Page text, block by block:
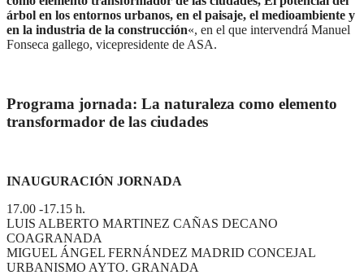
árbol en los entornos urbanos, en el paisaje, el medioambiente y
en la industria de la construcción«, en el que intervendrá Manuel
Fonseca gallego, vicepresidente de ASA.
Programa jornada: La naturaleza como elemento
transformador de las ciudades
INAUGURACIÓN JORNADA
17.00 -17.15 h.
LUIS ALBERTO MARTINEZ CAÑAS DECANO
COAGRANADA
MIGUEL ÁNGEL FERNÁNDEZ MADRID CONCEJAL
URBANISMO AYTO. GRANADA